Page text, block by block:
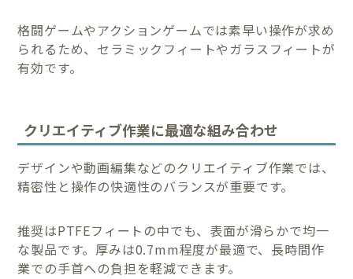
格闘ゲームやアクションゲームでは素早い操作が求め
られるため、セラミックフィートやガラスフィートが
有効です。
クリエイティブ作業に最適な組み合わせ
デザインや動画編集などのクリエイティブ作業では、
精密性と操作の快適性のバランスが重要です。
推奨はPTFEフィートの中でも、表面が滑らかで均一
な製品です。厚みは0.7mm程度が最適で、長時間作
業での手首への負担を軽減できます。